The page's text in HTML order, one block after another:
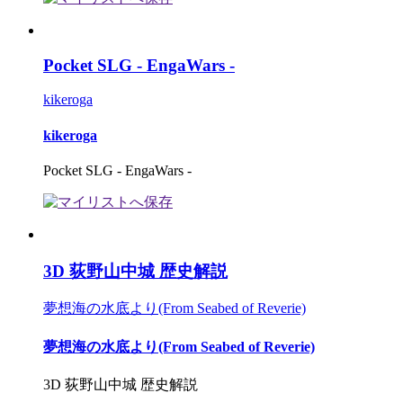
Pocket SLG - EngaWars -
kikeroga
kikeroga
Pocket SLG - EngaWars -
3D 荻野山中城 歴史解説
夢想海の水底より(From Seabed of Reverie)
夢想海の水底より(From Seabed of Reverie)
3D 荻野山中城 歴史解説